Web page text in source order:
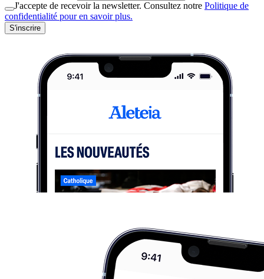
J'accepte de recevoir la newsletter. Consultez notre Politique de
confidentialité pour en savoir plus.
S'inscrire